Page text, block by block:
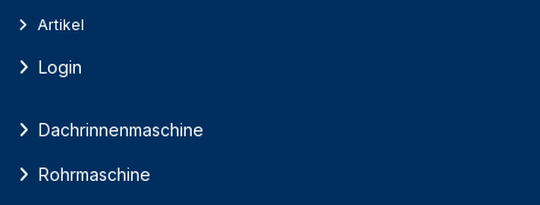
Artikel
Login
Dachrinnenmaschine
Rohrmaschine